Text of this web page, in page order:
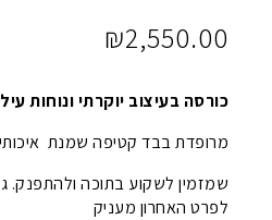
₪2,550.00
כורסה בעיצוב יוקרתי ונוחות
מרופדת בבד קטיפה שמנת
שמזמין לשקוע בתוכה ולהתפנק.
לפרט האחרון מעניק